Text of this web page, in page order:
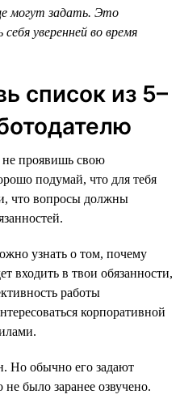
могут задать. Это
уверенней во время
список из 5–
проявишь свою
подумай, что для тебя
что вопросы должны
узнать о том, почему
входить в твои обязанности,
работы
корпоративной
Но обычно его задают
не было заранее озвучено.